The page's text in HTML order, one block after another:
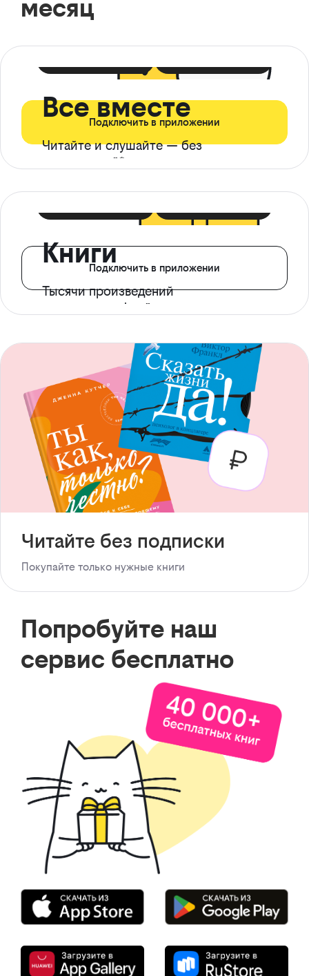
месяц
Все вместе
Читайте и слушайте — без
ограничений*
Подключить в приложении
Книги
Тысячи произведений
с доступом офлайн
Подключить в приложении
Читайте без подписки
Покупайте только нужные книги
Попробуйте наш
сервис бесплатно